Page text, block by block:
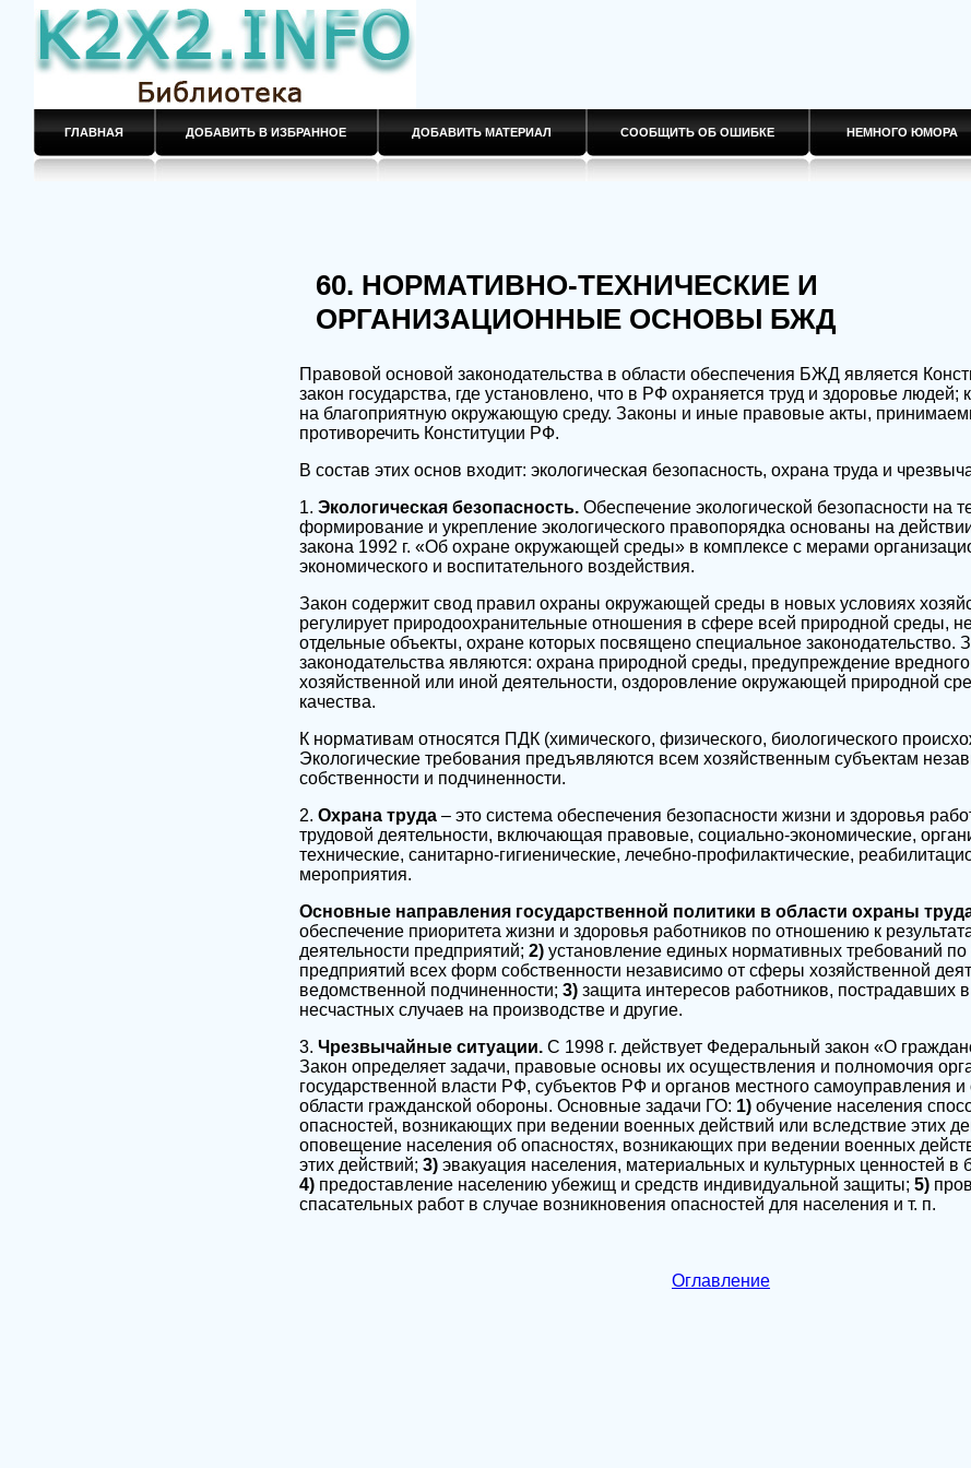
ГЛАВНАЯ ДОБАВИТЬ В ИЗБРАННОЕ ДОБАВИТЬ МАТЕРИАЛ СООБЩИТЬ ОБ ОШИБКЕ НЕМНОГО
60. НОРМАТИВНО-ТЕХНИЧЕСКИЕ И
ОРГАНИЗАЦИОННЫЕ ОСНОВЫ БЖД
Правовой основой законодательства в области обеспечения БЖД является
закон государства, где установлено, что в РФ охраняется труд и здоровье
на благоприятную окружающую среду. Законы и иные правовые акты,
противоречить Конституции РФ.
В состав этих основ входит: экологическая безопасность, охрана труда и
1. Экологическая безопасность. Обеспечение экологической безопасности на
формирование и укрепление экологического правопорядка основаны на
закона 1992 г. «Об охране окружающей среды» в комплексе с мерами
экономического и воспитательного воздействия.
Закон содержит свод правил охраны окружающей среды в новых условиях
регулирует природоохранительные отношения в сфере всей природной среды,
отдельные объекты, охране которых посвящено специальное законодательство.
законодательства являются: охрана природной среды, предупреждение
хозяйственной или иной деятельности, оздоровление окружающей природной
качества.
К нормативам относятся ПДК (химического, физического, биологического
Экологические требования предъявляются всем хозяйственным субъектам
собственности и подчиненности.
2. Охрана труда – это система обеспечения безопасности жизни и здоровья
трудовой деятельности, включающая правовые, социально-экономические,
технические, санитарно-гигиенические, лечебно-профилактические,
мероприятия.
Основные направления государственной политики в области охраны
обеспечение приоритета жизни и здоровья работников по отношению к
деятельности предприятий; 2) установление единых нормативных требований по
предприятий всех форм собственности независимо от сферы хозяйственной
ведомственной подчиненности; 3) защита интересов работников, пострадавших в
несчастных случаев на производстве и другие.
3. Чрезвычайные ситуации. С 1998 г. действует Федеральный закон «О
Закон определяет задачи, правовые основы их осуществления и полномочия
государственной власти РФ, субъектов РФ и органов местного самоуправления и
области гражданской обороны. Основные задачи ГО: 1) обучение населения
опасностей, возникающих при ведении военных действий или вследствие этих
оповещение населения об опасностях, возникающих при ведении военных
этих действий; 3) эвакуация населения, материальных и культурных ценностей в
4) предоставление населению убежищ и средств индивидуальной защиты; 5)
спасательных работ в случае возникновения опасностей для населения и т. п.
Оглавление